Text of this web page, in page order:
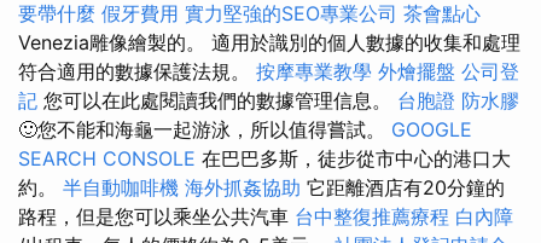
要帶什麼 假牙費用 實力堅強的SEO專業公司 茶會點心
Venezia雕像繪製的。 適用於識別的個人數據的收集和處理
符合適用的數據保護法規。 按摩專業教學 外燴擺盤 公司登
記 您可以在此處閱讀我們的數據管理信息。 台胞證 防水膠
🙂您不能和海龜一起游泳，所以值得嘗試。 GOOGLE
SEARCH CONSOLE 在巴巴多斯，徒步從市中心的港口大
約。 半自動咖啡機 海外抓姦協助 它距離酒店有20分鐘的
路程，但是您可以乘坐公共汽車 台中整復推薦療程 白內障